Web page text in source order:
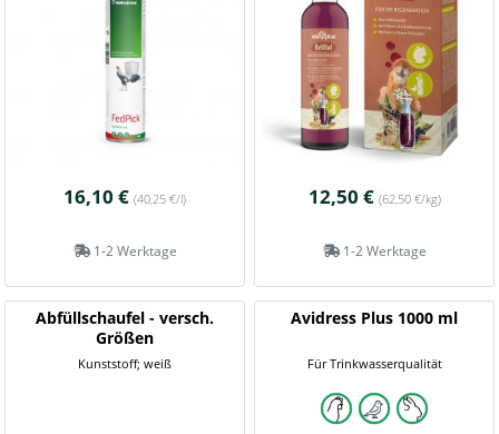
16,10 € (40,25 €/l)
1-2 Werktage
12,50 € (62,50 €/kg)
1-2 Werktage
Abfüllschaufel - versch.
Größen
Kunststoff; weiß
Avidress Plus 1000 ml
Für Trinkwasserqualität